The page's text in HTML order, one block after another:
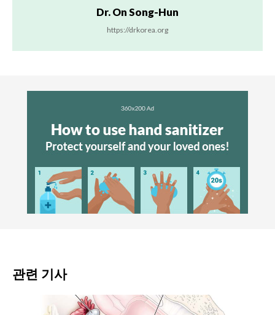
Dr. On Song-Hun
https://drkorea.org
관련 기사